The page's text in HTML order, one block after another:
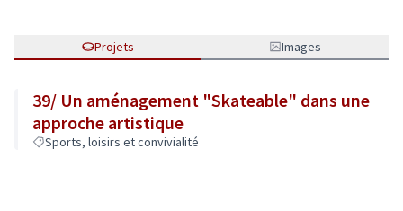
Projets Images
39/ Un aménagement "Skateable" dans une
approche artistique
Sports, loisirs et convivialité